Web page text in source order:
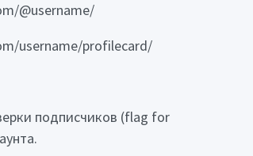
@username/
username/profilecard/
подписчиков (flag for